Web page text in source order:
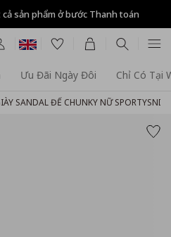
sản phẩm ở bước Thanh toán
Ưu Đãi Ngày Đôi Chỉ Có Tại
SANDAL ĐẾ CHUNKY NỮ SPORTYSNDL